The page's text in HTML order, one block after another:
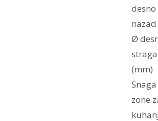
desno
nazad
Ø
straga
(mm)
Snaga
zone